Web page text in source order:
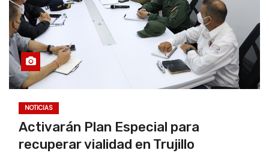
NOTICIAS
Activarán Plan Especial para
recuperar vialidad en Trujillo